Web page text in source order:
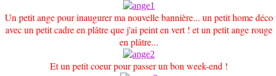
Un petit ange pour inaugurer ma nouvelle bannière... un petit home déco
avec un petit cadre en plâtre que j'ai peint en vert ! et un petit ange rouge
en plâtre...
Et un petit coeur pour passer un bon week-end !